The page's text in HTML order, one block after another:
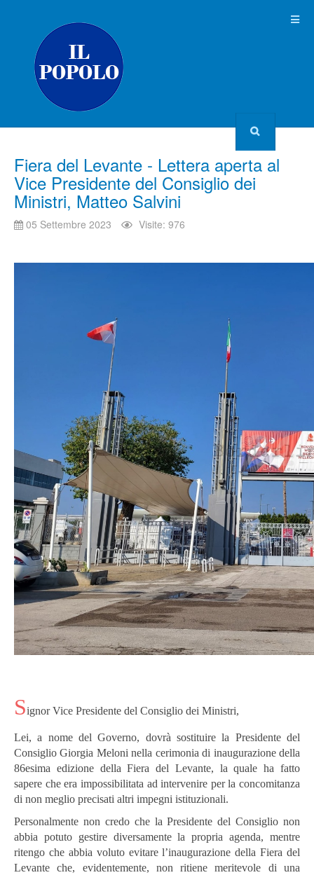
Fiera del Levante - Lettera aperta al
Vice Presidente del Consiglio dei
Ministri, Matteo Salvini
05 Settembre 2023 Visite: 976
Signor Vice Presidente del Consiglio dei Ministri,
Lei, a nome del Governo, dovrà sostituire la Presidente del
Consiglio Giorgia Meloni nella cerimonia di inaugurazione della
86esima edizione della Fiera del Levante, la quale ha fatto
sapere che era impossibilitata ad intervenire per la concomitanza
di non meglio precisati altri impegni istituzionali.
Personalmente non credo che la Presidente del Consiglio non
abbia potuto gestire diversamente la propria agenda, mentre
ritengo che abbia voluto evitare l’inaugurazione della Fiera del
Levante che, evidentemente, non ritiene meritevole di una